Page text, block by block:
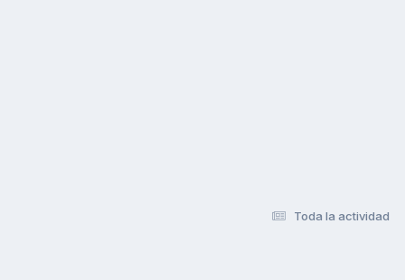
Toda la actividad